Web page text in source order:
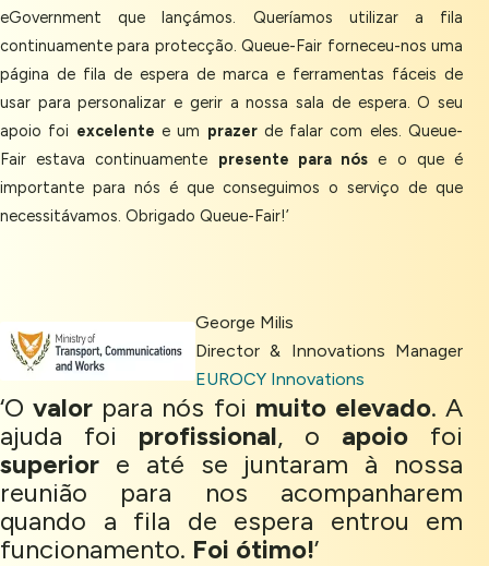
eGovernment que lançámos. Queríamos utilizar a fila
continuamente para protecção. Queue-Fair forneceu-nos uma
página de fila de espera de marca e ferramentas fáceis de
usar para personalizar e gerir a nossa sala de espera. O seu
apoio foi excelente e um prazerde falar com eles. Queue-
Fair estava continuamente presente para nós e o que é
importante para nós é que conseguimos o serviço de que
necessitávamos. Obrigado Queue-Fair!’
George Milis
Director & Innovations Manager
EUROCY Innovations
‘Ovalor para nós foi muito elevado. A
ajuda foi profissional, o apoio foi
superior e até se juntaram à nossa
reunião para nos acompanharem
quando a fila de espera entrou em
funcionamento. Foi ótimo!’